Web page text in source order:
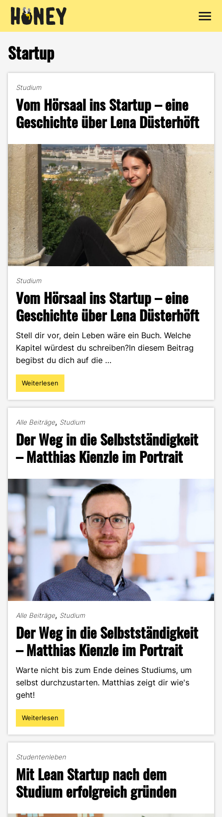
Inhalt
springen
Startup
Studium
Vom Hörsaal ins Startup – eine
Geschichte über Lena Düsterhöft
Studium
Vom Hörsaal ins Startup – eine
Geschichte über Lena Düsterhöft
Stell dir vor, dein Leben wäre ein Buch. Welche
Kapitel würdest du schreiben?In diesem Beitrag
begibst du dich auf die …
"Vom
Hörsaal
–
eine
Geschichte
über
Düsterhöft"
Weiterlesen
Alle Beiträge, Studium
Der Weg in die Selbstständigkeit
– Matthias Kienzle im Portrait
Alle Beiträge, Studium
Der Weg in die Selbstständigkeit
– Matthias Kienzle im Portrait
Warte nicht bis zum Ende deines Studiums, um
selbst durchzustarten. Matthias zeigt dir wie's
geht!
"Der
Weg
Selbstständigkeit
–
Matthias
Kienzle
Portrait"
Weiterlesen
Studentenleben
Mit Lean Startup nach dem
Studium erfolgreich gründen